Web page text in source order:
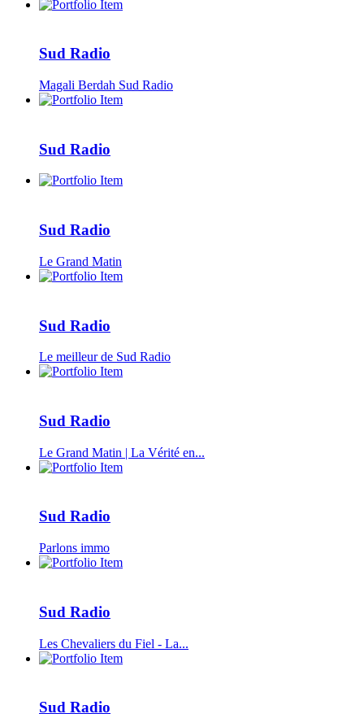
Sud Radio
Magali Berdah Sud Radio
Sud Radio
Sud Radio
Le Grand Matin
Sud Radio
Le meilleur de Sud Radio
Sud Radio
Le Grand Matin | La Vérité en...
Sud Radio
Parlons immo
Sud Radio
Les Chevaliers du Fiel - La...
Sud Radio